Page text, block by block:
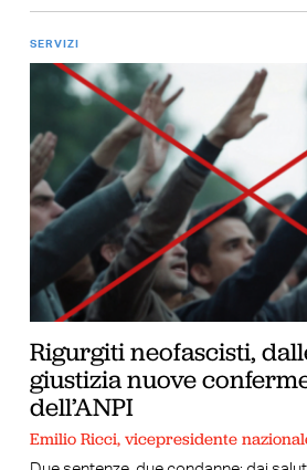
SERVIZI
Rigurgiti neofascisti,
giustizia nuove
dell’ANPI
Emilio Ricci, vicepresidente